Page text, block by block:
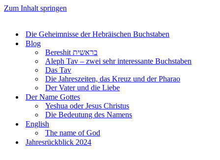
Zum Inhalt springen
Die Geheimnisse der Hebräischen Buchstaben
Blog
Bereshit בראשית
Aleph Tav – zwei sehr interessante Buchstaben
Das Tav
Die Jahreszeiten, das Kreuz und der Pharao
Der Vater und die Liebe
Der Name Gottes
Yeshua oder Jesus Christus
Die Bedeutung des Namens
English
The name of God
Jahresrückblick 2024